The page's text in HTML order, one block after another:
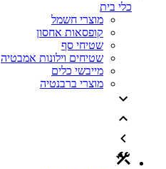
כלי בית
מוצרי חשמל
קופסאות אחסון
שטיחי סף
שטיחים וילונות אמבטיה
מייבשי כלים
מוצרי ברבנטיה